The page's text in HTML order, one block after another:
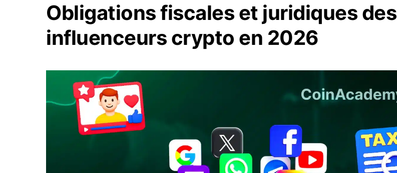
Obligations fiscales et juridiques des
influenceurs crypto en 2026